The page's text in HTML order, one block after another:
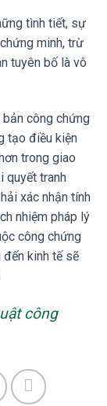
tình tiết, sự
minh, trừ
tuyên bố là vô
công chứng
tạo điều kiện
trong giao
quyết tranh
xác nhận tính
nhiệm pháp lý
công chứng
kinh tế sẽ
công